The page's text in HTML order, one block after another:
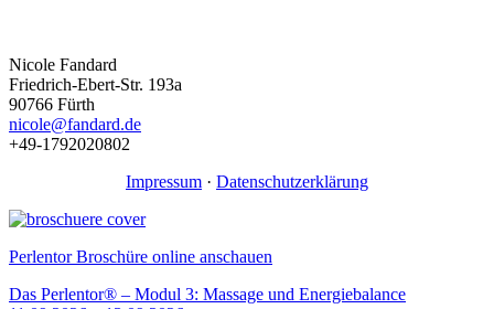
Nicole Fandard
Friedrich-Ebert-Str. 193a
90766 Fürth
nicole@fandard.de
+49-1792020802
Impressum · Datenschutzerklärung
Perlentor Broschüre online anschauen
Das Perlentor® – Modul 3: Massage und Energiebalance